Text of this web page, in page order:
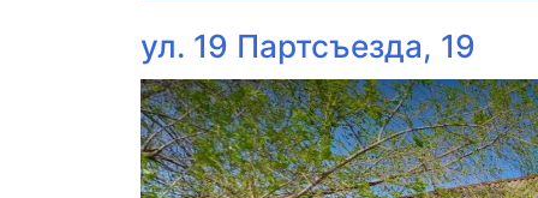
ул. 19 Партсъезда, 19